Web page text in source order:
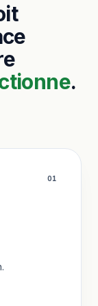
.
01